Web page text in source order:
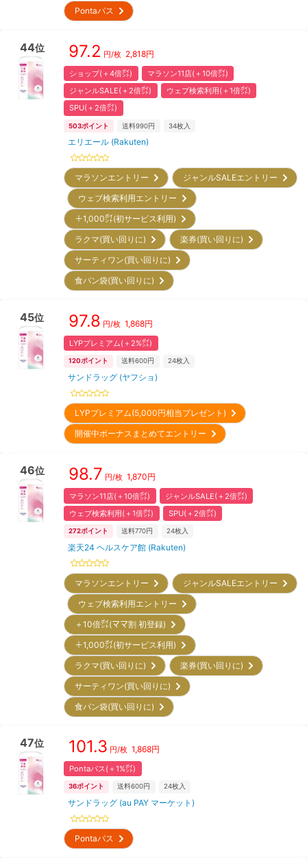
Pontaパス
44位 97.2 円/枚 2,818円
ショップ(＋4倍㌽)
マラソン11店(＋10倍㌽)
ジャンルSALE(＋2倍㌽)
ウェブ検索利用(＋1倍㌽)
SPU(＋2倍㌽)
503ポイント 送料990円 34枚入
エリエール (Rakuten)
マラソンエントリー
ジャンルSALEエントリー
ウェブ検索利用エントリー
＋1,000㌽(初サービス利用)
ラクマ(買い回りに)
楽券(買い回りに)
サーティワン(買い回りに)
食パン袋(買い回りに)
45位 97.8 円/枚 1,868円
LYPプレミアム(＋2%㌽)
120ポイント 送料600円 24枚入
サンドラッグ (ヤフショ)
LYPプレミアム(5,000円相当プレゼント)
開催中ボーナスまとめてエントリー
46位 98.7 円/枚 1,870円
マラソン11店(＋10倍㌽)
ジャンルSALE(＋2倍㌽)
ウェブ検索利用(＋1倍㌽)
SPU(＋2倍㌽)
272ポイント 送料770円 24枚入
楽天24 ヘルスケア館 (Rakuten)
マラソンエントリー
ジャンルSALEエントリー
ウェブ検索利用エントリー
＋10倍㌽(ママ割 初登録)
＋1,000㌽(初サービス利用)
ラクマ(買い回りに)
楽券(買い回りに)
サーティワン(買い回りに)
食パン袋(買い回りに)
47位 101.3 円/枚 1,868円
Pontaパス(＋1%㌽)
36ポイント 送料600円 24枚入
サンドラッグ (au PAY マーケット)
Pontaパス